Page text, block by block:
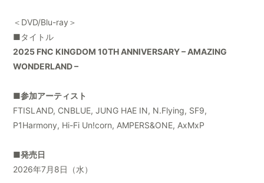
＜DVD/Blu-ray＞
■タイトル
2025 FNC KINGDOM 10TH ANNIVERSARY – AMAZING
WONDERLAND –
■参加アーティスト
FTISLAND, CNBLUE, JUNG HAE IN, N.Flying, SF9,
P1Harmony, Hi-Fi Un!corn, AMPERS&ONE, AxMxP
■発売日
2026年7月8日（水）